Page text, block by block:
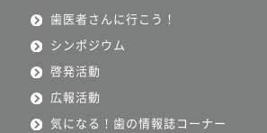
歯医者さんに行こう！
シンポジウム
啓発活動
広報活動
気になる！歯の情報誌コーナー